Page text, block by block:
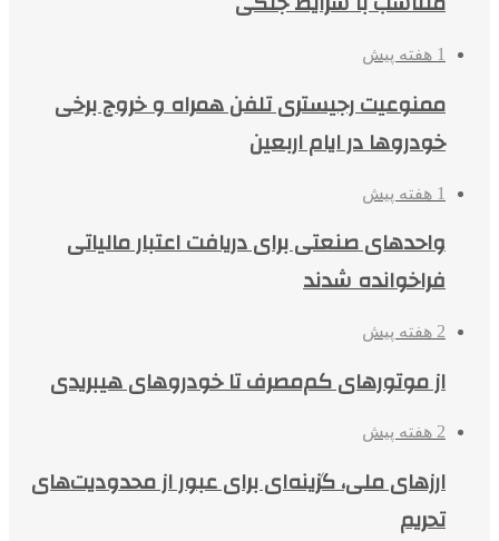
1 هفته پیش
ممنوعیت رجیستری تلفن همراه و خروج برخی
خودروها در ایام اربعین
1 هفته پیش
واحدهای صنعتی برای دریافت اعتبار مالیاتی
فراخوانده شدند
2 هفته پیش
از موتورهای کم‌مصرف تا خودروهای هیبریدی
2 هفته پیش
ارزهای ملی، گزینه‌ای برای عبور از محدودیت‌های
تحریم